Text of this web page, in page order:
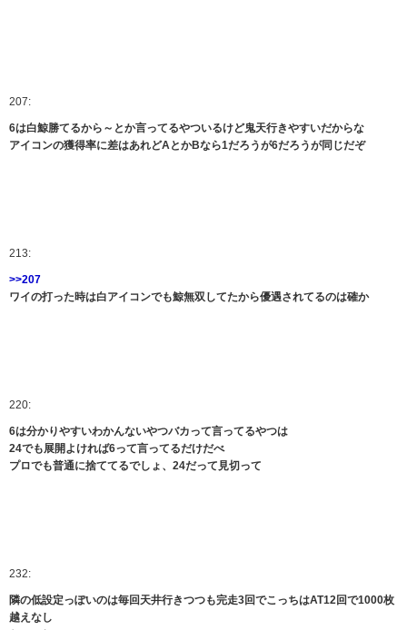
207:
6は白鯨勝てるから～とか言ってるやついるけど鬼天行きやすいだからな
アイコンの獲得率に差はあれどAとかBなら1だろうが6だろうが同じだぞ
213:
>>207
ワイの打った時は白アイコンでも鯨無双してたから優遇されてるのは確か
220:
6は分かりやすいわかんないやつバカって言ってるやつは
24でも展開よければ6って言ってるだけだべ
プロでも普通に捨ててるでしょ、24だって見切って
232:
隣の低設定っぽいのは毎回天井行きつつも完走3回でこっちはAT12回で1000枚
越えなし